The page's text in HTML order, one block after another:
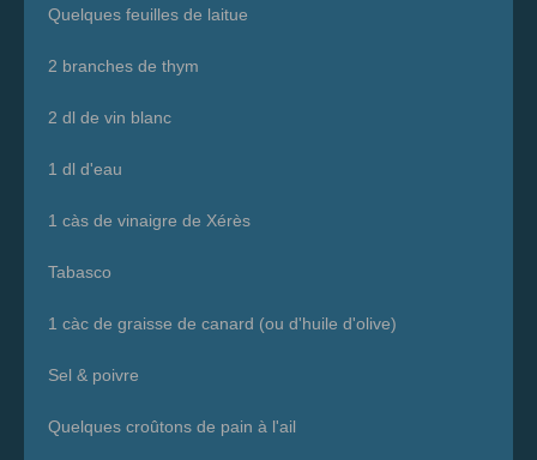
Quelques feuilles de laitue
2 branches de thym
2 dl de vin blanc
1 dl d'eau
1 càs de vinaigre de Xérès
Tabasco
1 càc de graisse de canard (ou d'huile d'olive)
Sel & poivre
Quelques croûtons de pain à l'ail